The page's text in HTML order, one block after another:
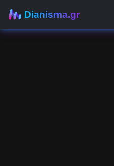
Dianisma.gr